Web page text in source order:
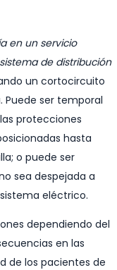
en un servicio
de distribución
un cortocircuito
Puede ser temporal
protecciones
hasta
o puede ser
sea despejada a
eléctrico.
dependiendo del
en las
de los pacientes de